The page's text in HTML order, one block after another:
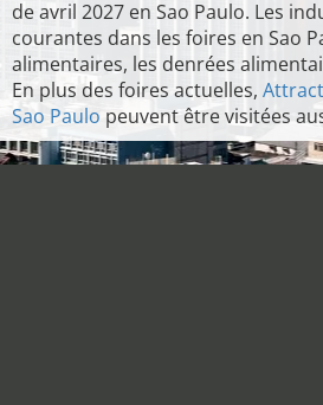
de avril 2027 en Sao Paulo. Les
courantes dans les foires en Sao
alimentaires, les denrées
En plus des foires actuelles,
Sao Paulo peuvent être visitées